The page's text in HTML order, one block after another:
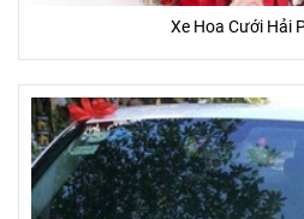
- Hoa tươi là sản phẩm tự nhiên,
phẩm hoa sau khi hoàn thành sẽ
- Một số hoa phụ, lá, phụ kiện trên
thuộc vào từng mùa, và từng tỉnh
- Màu sắc của hoa thực tế nhận
so với hình ảnh mẫu (Do màu sắc
từng màn hình thiết bị, góc chụp,
Xe Hoa Cưới Hải